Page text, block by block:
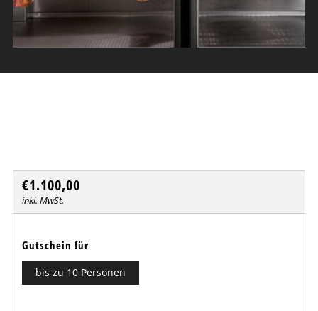
Normaler
Preis
€1.100,00
inkl. MwSt.
Gutschein für
bis zu 10 Personen